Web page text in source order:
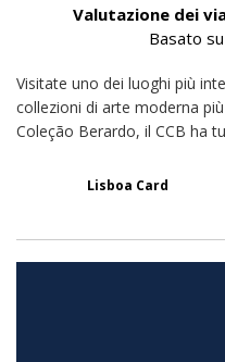
Valutazione dei
Basato su
Visitate uno dei luoghi più
collezioni di arte moderna
Coleção Berardo, il CCB ha
Lisboa Card